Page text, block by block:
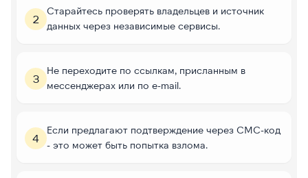
2
Старайтесь проверять владельцев и источник
данных через независимые сервисы.
3
Не переходите по ссылкам, присланным в
мессенджерах или по e-mail.
4
Если предлагают подтверждение через СМС-код
- это может быть попытка взлома.